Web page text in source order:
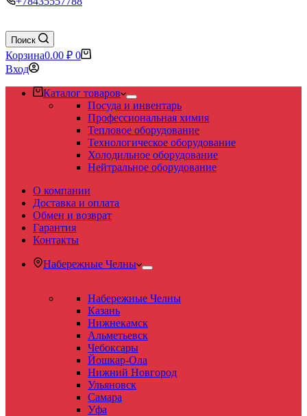
Поиск
Корзина0.00 ₽ 0
Вход
Каталог товаров
Посуда и инвентарь
Профессиональная химия
Тепловое оборудование
Технологическое оборудование
Холодильное оборудование
Нейтральное оборудование
О компании
Доставка и оплата
Обмен и возврат
Гарантия
Контакты
Набережные Челны
Набережные Челны
Казань
Нижнекамск
Альметьевск
Чебоксары
Йошкар-Ола
Нижний Новгород
Ульяновск
Самара
Уфа